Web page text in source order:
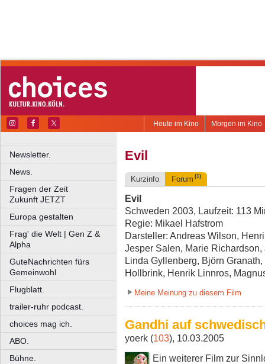
Morgen im Kino
Heute im Kino
Newsletter.
News.
Fragen der Zeit
Zukunft JETZT
Europa gestalten
Frag' die Welt | Gen Z &
Alpha
GuteNachrichten fürs
Gemeinwohl
Flugblatt.
trailer-ruhr podcast.
choices mag ich.
ABO.
Bühne.
Evil
Kurzinfo Forum (1)
Evil
Schweden 2003, Laufzeit: 113
Regie: Mikael Hafstrom
Darsteller: Andreas Wilson,
Jesper Salen, Marie
Linda Gyllenberg, Björn
Hollbrink, Henrik Linnros,
Meine Meinung zu diesem Film
Gandhi auf
yoerk (103), 10.03.2005
Ein weiterer Film zur